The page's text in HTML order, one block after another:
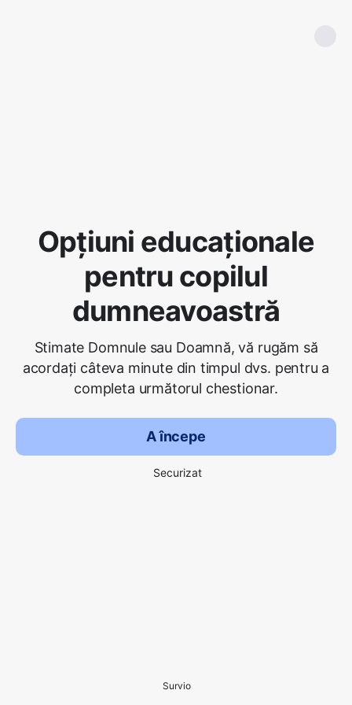
Opțiuni educaționale
pentru copilul
dumneavoastră
Stimate Domnule sau Doamnă, vă rugăm să
acordați câteva minute din timpul dvs. pentru a
completa următorul chestionar.
A începe
Securizat
Survio